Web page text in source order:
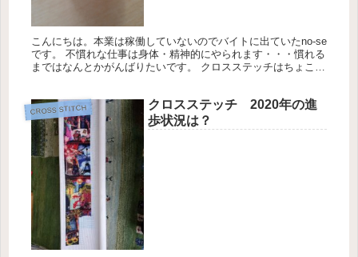
こんにちは。本業は稼働していないのでバイトに出ていたno-se
です。 不慣れな仕事は身体・精神的にやられます・・・慣れる
まではなんとかがんばりたいです。 クロスステッチはちょこち
CROSS STITCH
クロスステッチ 2020年の進
歩状況は？